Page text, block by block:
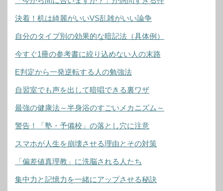
決着！机は綺麗がいいVS乱雑がいい論争
自分のタイプ別の効果的な暗記法（具体例）
今すぐ1冊の参考書に絞り込めない人の末路
E判定から一発逆転する人の勉強法
自習室でも声を出して暗唱できる裏ワザ
最強の健康法～半身浴のすごいメカニズム～
警告！「塾・予備校」の落とし穴に注意
スマホが人生を崩壊させる理由とその対策
「偏差値真理教」に洗脳される人たち
集中力と記憶力を一緒にアップさせる秘訣